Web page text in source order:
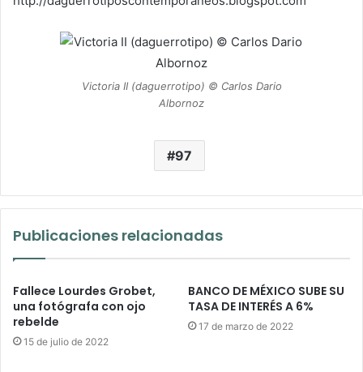
Victoria II (daguerrotipo) © Carlos Dario
Albornoz
97
Publicaciones relacionadas
Fallece Lourdes Grobet,
una fotógrafa con ojo
rebelde
15 de julio de 2022
BANCO DE MÉXICO SUBE SU
TASA DE INTERÉS A 6%
17 de marzo de 2022